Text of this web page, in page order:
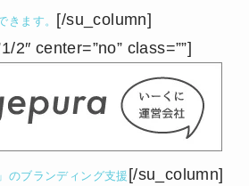
きます。
[/su_column]
2″ center=”no” class=””]
のブランディング支援 [/su_column]